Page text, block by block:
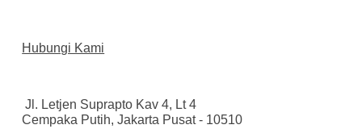
Hubungi Kami
Jl. Letjen Suprapto Kav 4, Lt 4
Cempaka Putih, Jakarta Pusat - 10510